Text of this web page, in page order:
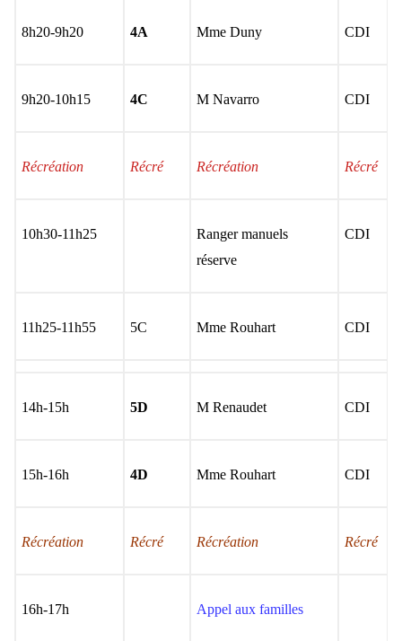
8h20-9h20 4A Mme Duny CDI
9h20-10h15 4C M Navarro CDI
Récréation Récré Récréation Récré
10h30-11h25
Ranger manuels
réserve
CDI
11h25-11h55 5C Mme Rouhart CDI
14h-15h 5D M Renaudet CDI
15h-16h 4D Mme Rouhart CDI
Récréation Récré Récréation Récré
16h-17h Appel aux familles